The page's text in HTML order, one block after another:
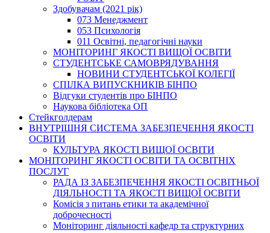
Здобувачам (2021 рік)
073 Менеджмент
053 Психологія
011 Освітні, педагогічні науки
МОНІТОРИНГ ЯКОСТІ ВИЩОЇ ОСВІТИ
СТУДЕНТСЬКЕ САМОВРЯДУВАННЯ
НОВИНИ СТУДЕНТСЬКОЇ КОЛЕГІЇ
СПІЛКА ВИПУСКНИКІВ БІНПО
Відгуки студентів про БІНПО
Наукова бібліотека ОП
Стейкголдерам
ВНУТРІШНЯ СИСТЕМА ЗАБЕЗПЕЧЕННЯ ЯКОСТІ
ОСВІТИ
КУЛЬТУРА ЯКОСТІ ВИЩОЇ ОСВІТИ
МОНІТОРИНГ ЯКОСТІ ОСВІТИ ТА ОСВІТНІХ
ПОСЛУГ
РАДА ІЗ ЗАБЕЗПЕЧЕННЯ ЯКОСТІ ОСВІТНЬОЇ
ДІЯЛЬНОСТІ ТА ЯКОСТІ ВИЩОЇ ОСВІТИ
Комісія з питань етики та академічної
доброчесності
Моніторинг діяльності кафедр та структурних